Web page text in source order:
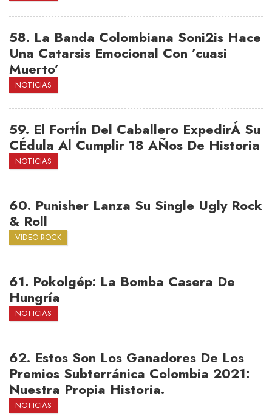
58. La Banda Colombiana Soni2is Hace
Una Catarsis Emocional Con ’cuasi
Muerto’
NOTICIAS
59. El FortÍn Del Caballero ExpedirÁ Su
CÉdula Al Cumplir 18 AÑos De Historia
NOTICIAS
60. Punisher Lanza Su Single Ugly Rock
& Roll
VIDEO ROCK
61. Pokolgép: La Bomba Casera De
Hungría
NOTICIAS
62. Estos Son Los Ganadores De Los
Premios Subterránica Colombia 2021:
Nuestra Propia Historia.
NOTICIAS